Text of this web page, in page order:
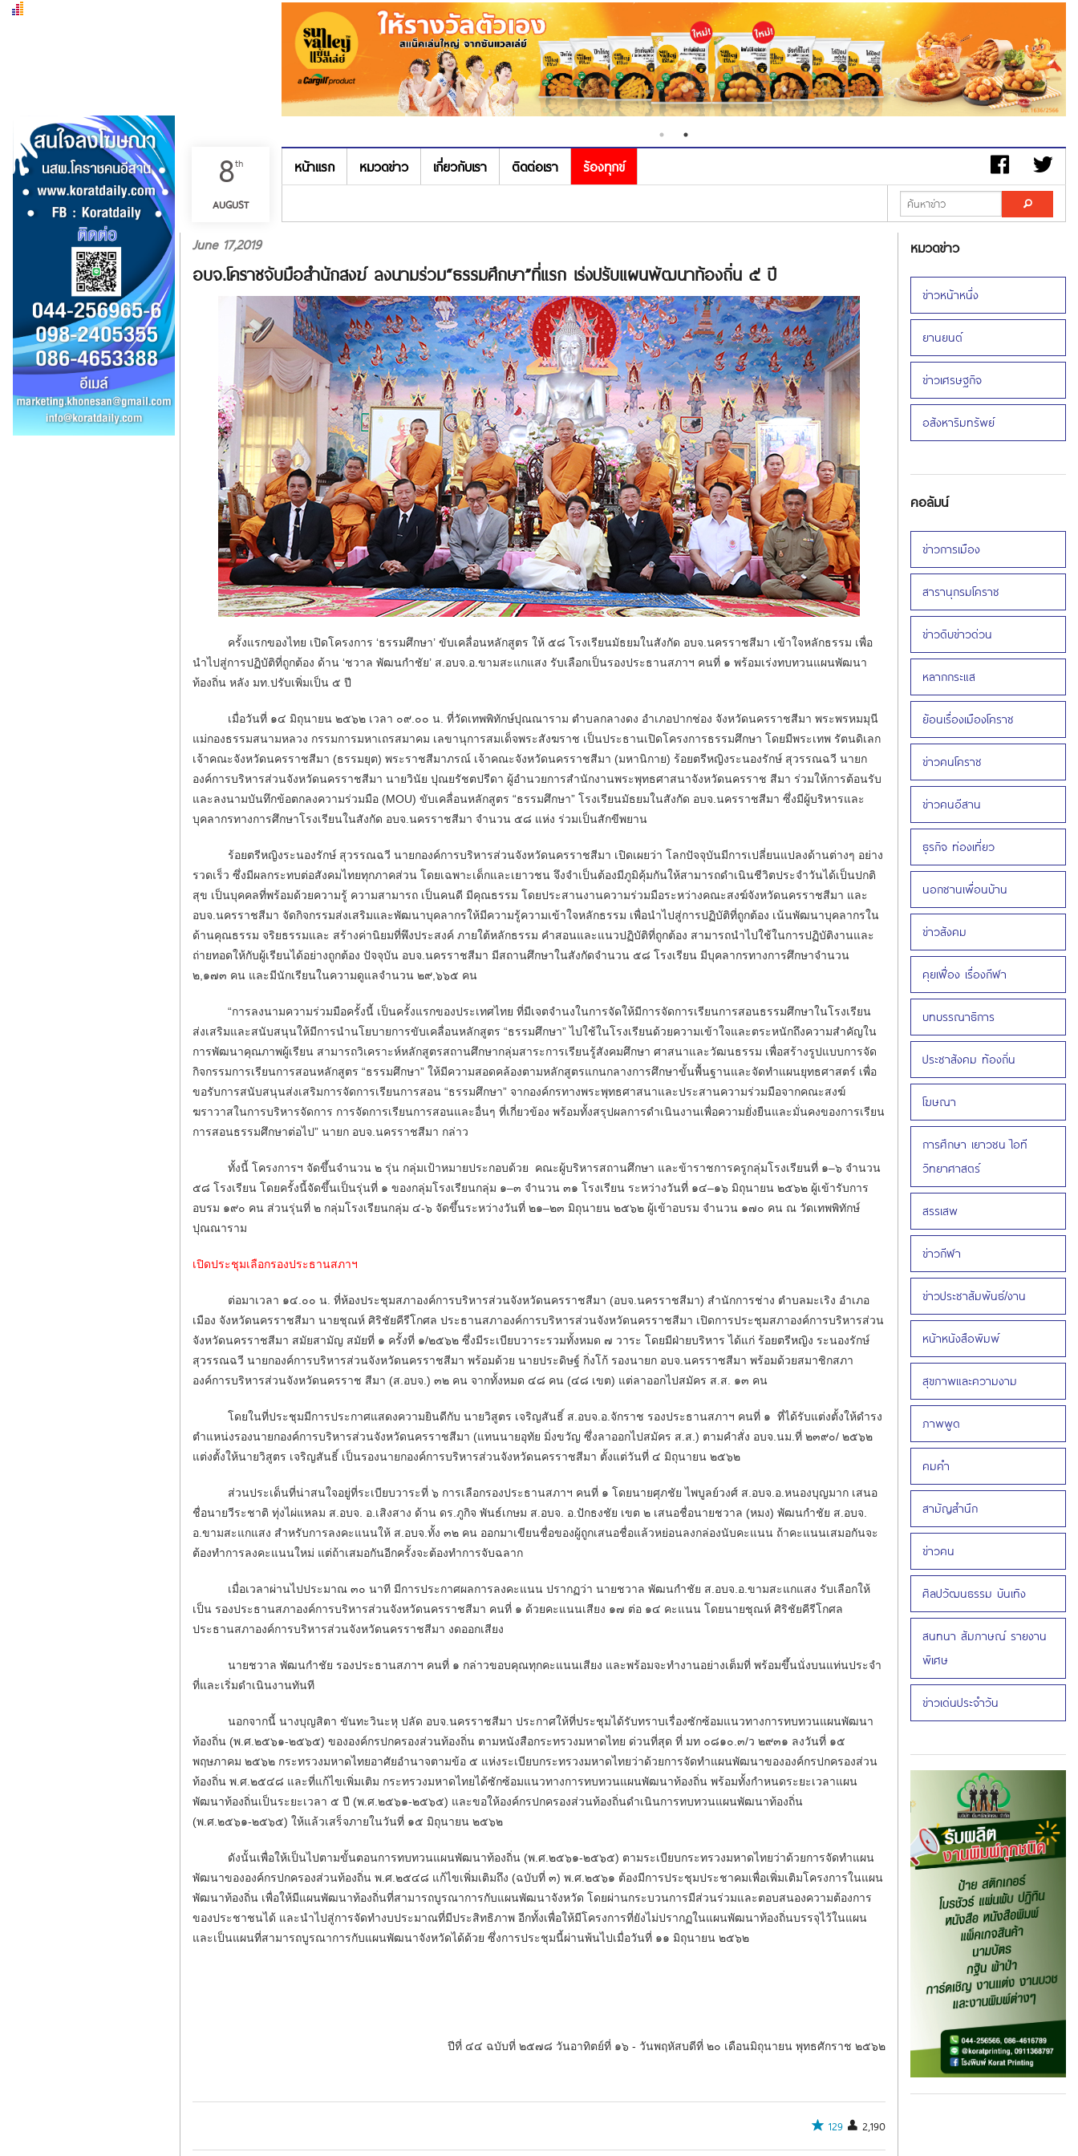
8th
AUGUST
เมนู
หน้าแรก หมวดข่าว เกี่ยวกับเรา ติดต่อเรา ร้องทุกข์
June 17,2019
อบจ.โคราชจับมือสำนักสงฆ์ ลงนามร่วม“ธรรมศึกษา”ที่แรก เร่งปรับแผนพัฒนาท้องถิ่น ๕ ปี
ครั้งแรกของไทย เปิดโครงการ ‘ธรรมศึกษา’ ขับเคลื่อนหลักสูตร ให้ ๕๘ โรงเรียนมัธยมในสังกัด อบจ.นครราชสีมา เข้าใจหลักธรรม เพื่อ
นำไปสู่การปฏิบัติที่ถูกต้อง ด้าน ‘ชวาล พัฒนกำชัย’ ส.อบจ.อ.ขามสะแกแสง รับเลือกเป็นรองประธานสภาฯ คนที่ ๑ พร้อมเร่งทบทวนแผนพัฒนา
ท้องถิ่น หลัง มท.ปรับเพิ่มเป็น ๕ ปี
เมื่อวันที่ ๑๔ มิถุนายน ๒๕๖๒ เวลา ๐๙.๐๐ น. ที่วัดเทพพิทักษ์ปุณณาราม ตำบลกลางดง อำเภอปากช่อง จังหวัดนครราชสีมา พระพรหมมุนี
แม่กองธรรมสนามหลวง กรรมการมหาเถรสมาคม เลขานุการสมเด็จพระสังฆราช เป็นประธานเปิดโครงการธรรมศึกษา โดยมีพระเทพ รัตนดิเลก
เจ้าคณะจังหวัดนครราชสีมา (ธรรมยุต) พระราชสีมาภรณ์ เจ้าคณะจังหวัดนครราชสีมา (มหานิกาย) ร้อยตรีหญิงระนองรักษ์ สุวรรณฉวี นายก
องค์การบริหารส่วนจังหวัดนครราชสีมา นายวินัย ปุณยรัชตปรีดา ผู้อำนวยการสำนักงานพระพุทธศาสนาจังหวัดนครราช สีมา ร่วมให้การต้อนรับ
และลงนามบันทึกข้อตกลงความร่วมมือ (MOU) ขับเคลื่อนหลักสูตร “ธรรมศึกษา” โรงเรียนมัธยมในสังกัด อบจ.นครราชสีมา ซึ่งมีผู้บริหารและ
บุคลากรทางการศึกษาโรงเรียนในสังกัด อบจ.นครราชสีมา จำนวน ๕๘ แห่ง ร่วมเป็นสักขีพยาน
ร้อยตรีหญิงระนองรักษ์ สุวรรณฉวี นายกองค์การบริหารส่วนจังหวัดนครราชสีมา เปิดเผยว่า โลกปัจจุบันมีการเปลี่ยนแปลงด้านต่างๆ อย่าง
รวดเร็ว ซึ่งมีผลกระทบต่อสังคมไทยทุกภาคส่วน โดยเฉพาะเด็กและเยาวชน จึงจำเป็นต้องมีภูมิคุ้มกันให้สามารถดำเนินชีวิตประจำวันได้เป็นปกติ
สุข เป็นบุคคลที่พร้อมด้วยความรู้ ความสามารถ เป็นคนดี มีคุณธรรม โดยประสานงานความร่วมมือระหว่างคณะสงฆ์จังหวัดนครราชสีมา และ
อบจ.นครราชสีมา จัดกิจกรรมส่งเสริมและพัฒนาบุคลากรให้มีความรู้ความเข้าใจหลักธรรม เพื่อนำไปสู่การปฏิบัติที่ถูกต้อง เน้นพัฒนาบุคลากรใน
ด้านคุณธรรม จริยธรรมและ สร้างค่านิยมที่พึงประสงค์ ภายใต้หลักธรรม คำสอนและแนวปฏิบัติที่ถูกต้อง สามารถนำไปใช้ในการปฏิบัติงานและ
ถ่ายทอดให้กับผู้เรียนได้อย่างถูกต้อง ปัจจุบัน อบจ.นครราชสีมา มีสถานศึกษาในสังกัดจำนวน ๕๘ โรงเรียน มีบุคลากรทางการศึกษาจำนวน
๒,๑๗๓ คน และมีนักเรียนในความดูแลจำนวน ๒๙,๖๖๕ คน
“การลงนามความร่วมมือครั้งนี้ เป็นครั้งแรกของประเทศไทย ที่มีเจตจำนงในการจัดให้มีการจัดการเรียนการสอนธรรมศึกษาในโรงเรียน
ส่งเสริมและสนับสนุนให้มีการนำนโยบายการขับเคลื่อนหลักสูตร “ธรรมศึกษา” ไปใช้ในโรงเรียนด้วยความเข้าใจและตระหนักถึงความสำคัญใน
การพัฒนาคุณภาพผู้เรียน สามารถวิเคราะห์หลักสูตรสถานศึกษากลุ่มสาระการเรียนรู้สังคมศึกษา ศาสนาและวัฒนธรรม เพื่อสร้างรูปแบบการจัด
กิจกรรมการเรียนการสอนหลักสูตร “ธรรมศึกษา” ให้มีความสอดคล้องตามหลักสูตรแกนกลางการศึกษาขั้นพื้นฐานและจัดทำแผนยุทธศาสตร์ เพื่อ
ขอรับการสนับสนุนส่งเสริมการจัดการเรียนการสอน “ธรรมศึกษา” จากองค์กรทางพระพุทธศาสนาและประสานความร่วมมือจากคณะสงฆ์
ฆราวาสในการบริหารจัดการ การจัดการเรียนการสอนและอื่นๆ ที่เกี่ยวข้อง พร้อมทั้งสรุปผลการดำเนินงานเพื่อความยั่งยืนและมั่นคงของการเรียน
การสอนธรรมศึกษาต่อไป” นายก อบจ.นครราชสีมา กล่าว
ทั้งนี้ โครงการฯ จัดขึ้นจำนวน ๒ รุ่น กลุ่มเป้าหมายประกอบด้วย คณะผู้บริหารสถานศึกษา และข้าราชการครูกลุ่มโรงเรียนที่ ๑–๖ จำนวน
๕๘ โรงเรียน โดยครั้งนี้จัดขึ้นเป็นรุ่นที่ ๑ ของกลุ่มโรงเรียนกลุ่ม ๑–๓ จำนวน ๓๑ โรงเรียน ระหว่างวันที่ ๑๔–๑๖ มิถุนายน ๒๕๖๒ ผู้เข้ารับการ
อบรม ๑๙๐ คน ส่วนรุ่นที่ ๒ กลุ่มโรงเรียนกลุ่ม ๔-๖ จัดขึ้นระหว่างวันที่ ๒๑–๒๓ มิถุนายน ๒๕๖๒ ผู้เข้าอบรม จำนวน ๑๗๐ คน ณ วัดเทพพิทักษ์
ปุณณาราม
เปิดประชุมเลือกรองประธานสภาฯ
ต่อมาเวลา ๑๔.๐๐ น. ที่ห้องประชุมสภาองค์การบริหารส่วนจังหวัดนครราชสีมา (อบจ.นครราชสีมา) สำนักการช่าง ตำบลมะเริง อำเภอ
เมือง จังหวัดนครราชสีมา นายชุณห์ ศิริชัยคีรีโกศล ประธานสภาองค์การบริหารส่วนจังหวัดนครราชสีมา เปิดการประชุมสภาองค์การบริหารส่วน
จังหวัดนครราชสีมา สมัยสามัญ สมัยที่ ๑ ครั้งที่ ๑/๒๕๖๒ ซึ่งมีระเบียบวาระรวมทั้งหมด ๗ วาระ โดยมีฝ่ายบริหาร ได้แก่ ร้อยตรีหญิง ระนองรักษ์
สุวรรณฉวี นายกองค์การบริหารส่วนจังหวัดนครราชสีมา พร้อมด้วย นายประดิษฐ์ กิ่งโก้ รองนายก อบจ.นครราชสีมา พร้อมด้วยสมาชิกสภา
องค์การบริหารส่วนจังหวัดนครราช สีมา (ส.อบจ.) ๓๒ คน จากทั้งหมด ๔๘ คน (๔๘ เขต) แต่ลาออกไปสมัคร ส.ส. ๑๓ คน
โดยในที่ประชุมมีการประกาศแสดงความยินดีกับ นายวิสูตร เจริญสันธิ์ ส.อบจ.อ.จักราช รองประธานสภาฯ คนที่ ๑ ที่ได้รับแต่งตั้งให้ดำรง
ตำแหน่งรองนายกองค์การบริหารส่วนจังหวัดนครราชสีมา (แทนนายอุทัย มิ่งขวัญ ซึ่งลาออกไปสมัคร ส.ส.) ตามคำสั่ง อบจ.นม.ที่ ๒๓๙๐/ ๒๕๖๒
แต่งตั้งให้นายวิสูตร เจริญสันธิ์ เป็นรองนายกองค์การบริหารส่วนจังหวัดนครราชสีมา ตั้งแต่วันที่ ๔ มิถุนายน ๒๕๖๒
ส่วนประเด็นที่น่าสนใจอยู่ที่ระเบียบวาระที่ ๖ การเลือกรองประธานสภาฯ คนที่ ๑ โดยนายศุภชัย ไพบูลย์วงศ์ ส.อบจ.อ.หนองบุญมาก เสนอ
ชื่อนายวีระชาติ ทุ่งไผ่แหลม ส.อบจ. อ.เสิงสาง ด้าน ดร.ภูกิจ พันธ์เกษม ส.อบจ. อ.ปักธงชัย เขต ๒ เสนอชื่อนายชวาล (หมง) พัฒนกำชัย ส.อบจ.
อ.ขามสะแกแสง สำหรับการลงคะแนนให้ ส.อบจ.ทั้ง ๓๒ คน ออกมาเขียนชื่อของผู้ถูกเสนอชื่อแล้วหย่อนลงกล่องนับคะแนน ถ้าคะแนนเสมอกันจะ
ต้องทำการลงคะแนนใหม่ แต่ถ้าเสมอกันอีกครั้งจะต้องทำการจับฉลาก
เมื่อเวลาผ่านไปประมาณ ๓๐ นาที มีการประกาศผลการลงคะแนน ปรากฏว่า นายชวาล พัฒนกำชัย ส.อบจ.อ.ขามสะแกแสง รับเลือกให้
เป็น รองประธานสภาองค์การบริหารส่วนจังหวัดนครราชสีมา คนที่ ๑ ด้วยคะแนนเสียง ๑๗ ต่อ ๑๔ คะแนน โดยนายชุณห์ ศิริชัยคีรีโกศล
ประธานสภาองค์การบริหารส่วนจังหวัดนครราชสีมา งดออกเสียง
นายชวาล พัฒนกำชัย รองประธานสภาฯ คนที่ ๑ กล่าวขอบคุณทุกคะแนนเสียง และพร้อมจะทำงานอย่างเต็มที่ พร้อมขึ้นนั่งบนแท่นประจำ
ที่และเริ่มดำเนินงานทันที
นอกจากนี้ นางบุญสิตา ขันทะวินะหุ ปลัด อบจ.นครราชสีมา ประกาศให้ที่ประชุมได้รับทราบเรื่องซักซ้อมแนวทางการทบทวนแผนพัฒนา
ท้องถิ่น (พ.ศ.๒๕๖๑-๒๕๖๕) ขององค์กรปกครองส่วนท้องถิ่น ตามหนังสือกระทรวงมหาดไทย ด่วนที่สุด ที่ มท ๐๘๑๐.๓/ว ๒๙๓๑ ลงวันที่ ๑๕
พฤษภาคม ๒๕๖๒ กระทรวงมหาดไทยอาศัยอำนาจตามข้อ ๕ แห่งระเบียบกระทรวงมหาดไทยว่าด้วยการจัดทำแผนพัฒนาขององค์กรปกครองส่วน
ท้องถิ่น พ.ศ.๒๕๔๘ และที่แก้ไขเพิ่มเติม กระทรวงมหาดไทยได้ซักซ้อมแนวทางการทบทวนแผนพัฒนาท้องถิ่น พร้อมทั้งกำหนดระยะเวลาแผน
พัฒนาท้องถิ่นเป็นระยะเวลา ๕ ปี (พ.ศ.๒๕๖๑-๒๕๖๕) และขอให้องค์กรปกครองส่วนท้องถิ่นดำเนินการทบทวนแผนพัฒนาท้องถิ่น
(พ.ศ.๒๕๖๑-๒๕๖๕) ให้แล้วเสร็จภายในวันที่ ๑๕ มิถุนายน ๒๕๖๒
ดังนั้นเพื่อให้เป็นไปตามขั้นตอนการทบทวนแผนพัฒนาท้องถิ่น (พ.ศ.๒๕๖๑-๒๕๖๕) ตามระเบียบกระทรวงมหาดไทยว่าด้วยการจัดทำแผน
พัฒนาขององค์กรปกครองส่วนท้องถิ่น พ.ศ.๒๕๔๘ แก้ไขเพิ่มเติมถึง (ฉบับที่ ๓) พ.ศ.๒๕๖๑ ต้องมีการประชุมประชาคมเพื่อเพิ่มเติมโครงการในแผน
พัฒนาท้องถิ่น เพื่อให้มีแผนพัฒนาท้องถิ่นที่สามารถบูรณาการกับแผนพัฒนาจังหวัด โดยผ่านกระบวนการมีส่วนร่วมและตอบสนองความต้องการ
ของประชาชนได้ และนำไปสู่การจัดทำงบประมาณที่มีประสิทธิภาพ อีกทั้งเพื่อให้มีโครงการที่ยังไม่ปรากฏในแผนพัฒนาท้องถิ่นบรรจุไว้ในแผน
และเป็นแผนที่สามารถบูรณาการกับแผนพัฒนาจังหวัดได้ด้วย ซึ่งการประชุมนี้ผ่านพ้นไปเมื่อวันที่ ๑๑ มิถุนายน ๒๕๖๒
ปีที่ ๔๔ ฉบับที่ ๒๕๗๘ วันอาทิตย์ที่ ๑๖ - วันพฤหัสบดีที่ ๒๐ เดือนมิถุนายน พุทธศักราช ๒๕๖๒
129 2,190
หมวดข่าว
ข่าวหน้าหนึ่ง
ยานยนต์
ข่าวเศรษฐกิจ
อสังหาริมทรัพย์
คอลัมน์
ข่าวการเมือง
สารานุกรมโคราช
ข่าวดิบข่าวด่วน
หลากกระแส
ย้อนเรื่องเมืองโคราช
ข่าวคนโคราช
ข่าวคนอีสาน
ธุรกิจ ท่องเที่ยว
นอกชานเพื่อนบ้าน
ข่าวสังคม
คุยเฟื่อง เรื่องกีฬา
บทบรรณาธิการ
ประชาสังคม ท้องถิ่น
โฆษณา
การศึกษา เยาวชน ไอที
วิทยาศาสตร์
สรรเสพ
ข่าวกีฬา
ข่าวประชาสัมพันธ์/งาน
หน้าหนังสือพิมพ์
สุขภาพและความงาม
ภาพพูด
คมคำ
สามัญสำนึก
ข่าวคน
ศิลปวัฒนธรรม บันเทิง
สนทนา สัมภาษณ์ รายงาน
พิเศษ
ข่าวเด่นประจำวัน